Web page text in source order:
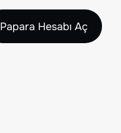
Papara Hesabı Aç